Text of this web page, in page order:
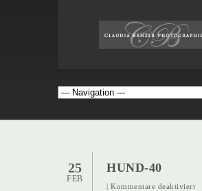
25
FEB
HUND-40
| Kommentare deaktiviertfür